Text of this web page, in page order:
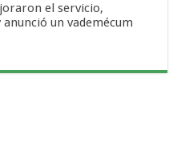
el servicio,
un vademécum